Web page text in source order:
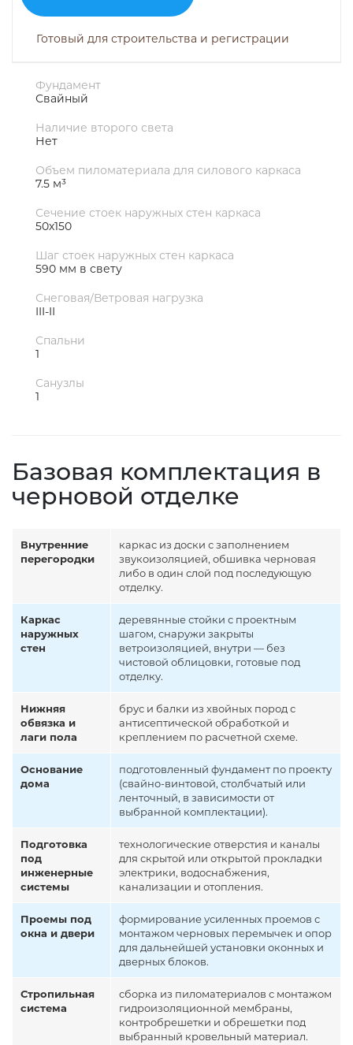
Готовый для строительства и регистрации
Фундамент
Свайный
Наличие второго света
Нет
Объем пиломатериала для силового каркаса
7.5 м³
Сечение стоек наружных стен каркаса
50х150
Шаг стоек наружных стен каркаса
590 мм в свету
Снеговая/Ветровая нагрузка
III-II
Спальни
1
Санузлы
1
Базовая комплектация в
черновой отделке
Внутренние
перегородки
каркас из доски с заполнением
звукоизоляцией, обшивка черновая
либо в один слой под последующую
отделку.
Каркас
наружных
стен
деревянные стойки с проектным
шагом, снаружи закрыты
ветроизоляцией, внутри — без
чистовой облицовки, готовые под
отделку.
Нижняя
обвязка и
лаги пола
брус и балки из хвойных пород с
антисептической обработкой и
креплением по расчетной схеме.
Основание
дома
подготовленный фундамент по проекту
(свайно-винтовой, столбчатый или
ленточный, в зависимости от
выбранной комплектации).
Подготовка
под
инженерные
системы
технологические отверстия и каналы
для скрытой или открытой прокладки
электрики, водоснабжения,
канализации и отопления.
Проемы под
окна и двери
формирование усиленных проемов с
монтажом черновых перемычек и опор
для дальнейшей установки оконных и
дверных блоков.
Стропильная
система
сборка из пиломатериалов с монтажом
гидроизоляционной мембраны,
контробрешетки и обрешетки под
выбранный кровельный материал.